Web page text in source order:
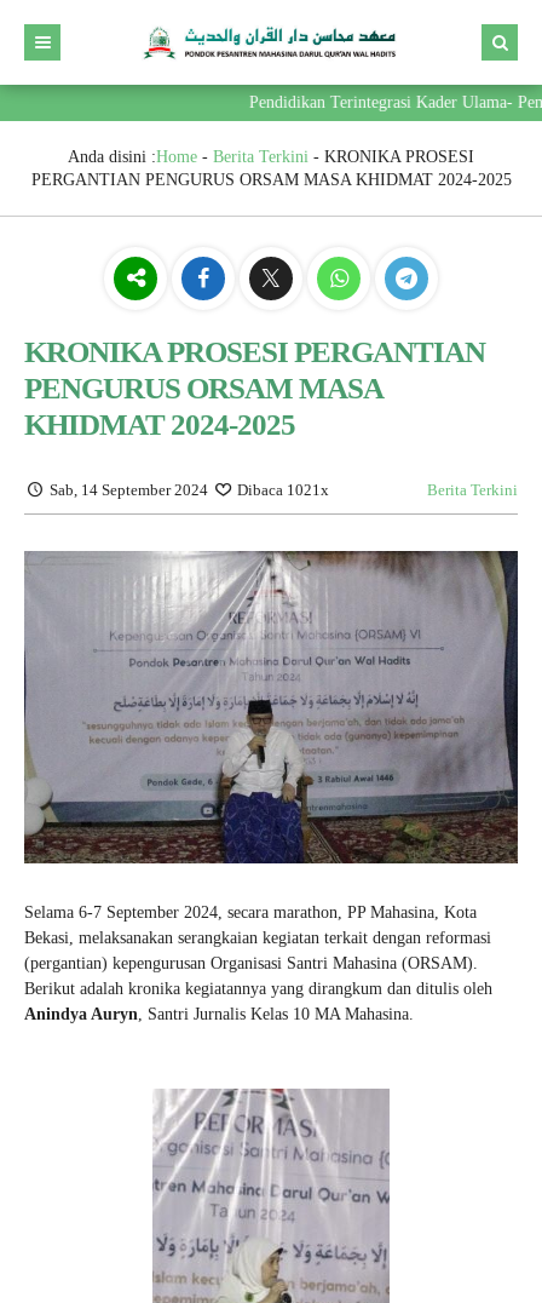
Pendidikan Terintegrasi Kader Ulama-
Anda disini :Home - Berita Terkini - KRONIKA PROSESI
PERGANTIAN PENGURUS ORSAM MASA KHIDMAT 2024-2025
KRONIKA PROSESI PERGANTIAN
PENGURUS ORSAM MASA
KHIDMAT 2024-2025
Sab, 14 September 2024 Dibaca 1021x Berita Terkini
Selama 6-7 September 2024, secara marathon, PP Mahasina, Kota
Bekasi, melaksanakan serangkaian kegiatan terkait dengan reformasi
(pergantian) kepengurusan Organisasi Santri Mahasina (ORSAM).
Berikut adalah kronika kegiatannya yang dirangkum dan ditulis oleh
Anindya Auryn , Santri Jurnalis Kelas 10 MA Mahasina.